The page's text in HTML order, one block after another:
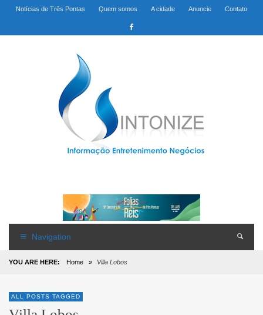
Notícias de Três Pontas Quem somos A cidade Anuncie Contato
Navigation
YOU ARE HERE: Home » Villa Lobos
ALL POSTS TAGGED